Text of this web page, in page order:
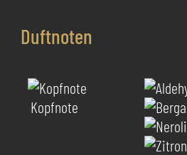
Duftnoten
Kopfnote